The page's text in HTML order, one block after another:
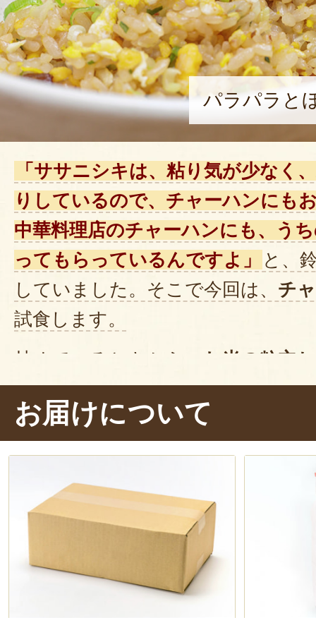
パラパラと
「ササニシキは、粘り気が少なく
りしているので、チャーハンにも
中華料理店のチャーハンにも、う
ってもらっているんですよ」
と、
していました。そこで今回は、 チ
試食します。
炒めているときから、
お米の粒立
す。美味しそうにできました～！
きます。ぱくり……。うん、口の
美味しい～！
あっ
は、チャーハンにぴったりですね
司や雑炊なども試してみたいです
お届けについて